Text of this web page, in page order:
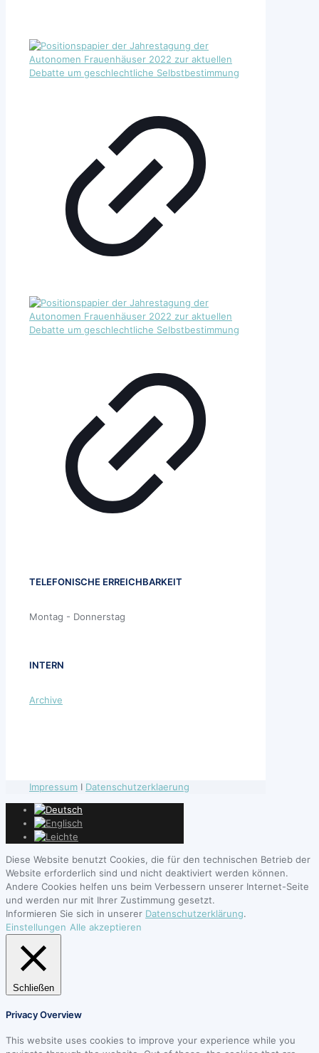
TELEFONISCHE ERREICHBARKEIT
Montag - Donnerstag
INTERN
Archive
Impressum I Datenschutzerklaerung
Diese Website benutzt Cookies, die für den technischen Betrieb der
Website erforderlich sind und nicht deaktiviert werden können.
Andere Cookies helfen uns beim Verbessern unserer Internet-Seite
und werden nur mit Ihrer Zustimmung gesetzt.
Informieren Sie sich in unserer Datenschutzerklärung.
Einstellungen Alle akzeptieren
Schließen
Privacy Overview
This website uses cookies to improve your experience while you